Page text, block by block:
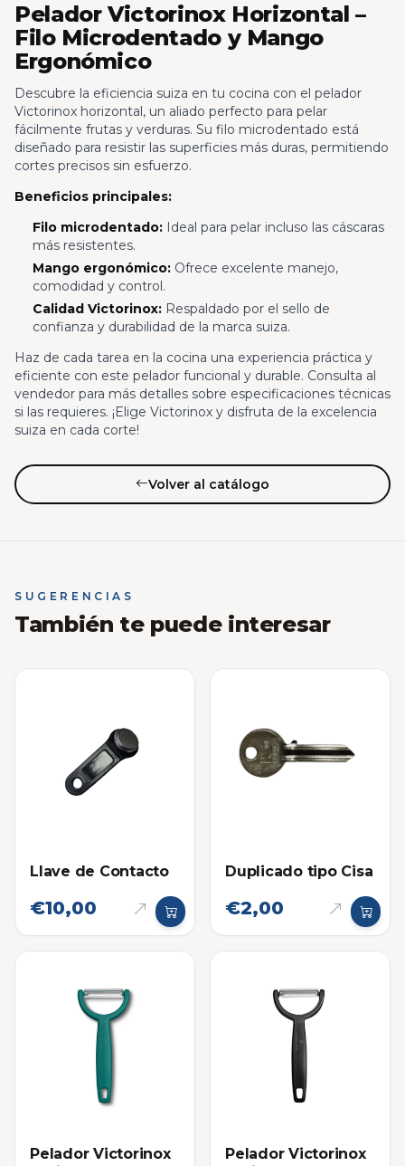
Pelador Victorinox Horizontal –
Filo Microdentado y Mango
Ergonómico
Descubre la eficiencia suiza en tu cocina con el pelador
Victorinox horizontal, un aliado perfecto para pelar
fácilmente frutas y verduras. Su filo microdentado está
diseñado para resistir las superficies más duras, permitiendo
cortes precisos sin esfuerzo.
Beneficios principales:
Filo microdentado:Ideal para pelar incluso las cáscaras
más resistentes.
Mango ergonómico:Ofrece excelente manejo,
comodidad y control.
Calidad Victorinox:Respaldado por el sello de
confianza y durabilidad de la marca suiza.
Haz de cada tarea en la cocina una experiencia práctica y
eficiente con este pelador funcional y durable. Consulta al
vendedor para más detalles sobre especificaciones técnicas
si las requieres. ¡Elige Victorinox y disfruta de la excelencia
suiza en cada corte!
Volver al catálogo
SUGERENCIAS
También te puede interesar
Llave de Contacto
€10,00
Duplicado tipo Cisa
€2,00
Pelador Victorinox
Pelador Victorinox